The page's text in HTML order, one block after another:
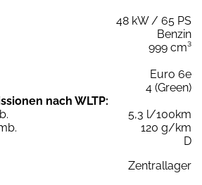
48 kW / 65 PS
Benzin
999 cm³
Euro 6e
4 (Green)
nach WLTP:
5,3 l/100km
120 g/km
D
Zentrallager